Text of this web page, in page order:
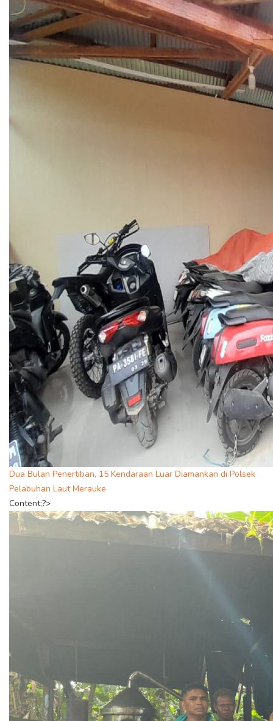
Dua Bulan Penertiban, 15 Kendaraan Luar Diamankan di Polsek
Pelabuhan Laut Merauke
Content;?>